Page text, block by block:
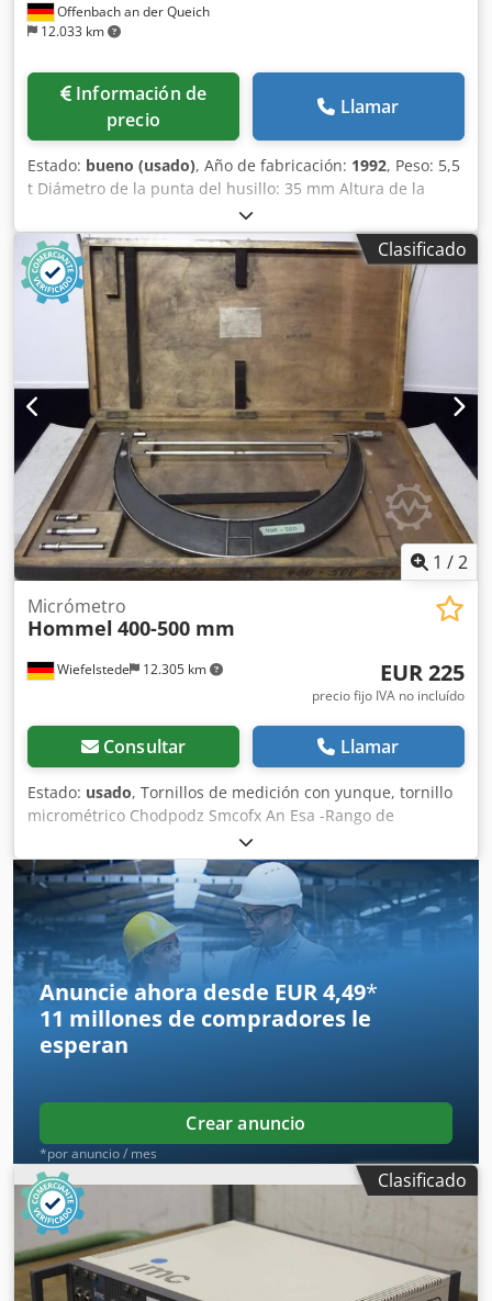
Offenbach an der Queich
12.033 km
Información de
precio
Llamar
Estado: bueno (usado), Año de fabricación: 1992, Peso: 5,5
t Diámetro de la punta del husillo: 35 mm Altura de la
punta sobre la mesa: 75 mm Codpfxjzidz Ie An Eoha
Diámetro de la punta del contrapunto: 50 mm Recorrido
del contrapunto: 40 mm Distancia entre puntas, mín.: 20
mm Altura de medición sobre la mesa, mín.: 50 mm Altura
de medición sobre la mesa, máx.: 800 mm Diámetro de la
mesa: 500 mm Diámetro del círculo base: 0 - 1000 mm
Recorrido máximo: +- 115 mm Masa máxima de la pieza de
trabajo: 2000 kg Eje X: 230 mm Eje Y: 530 mm Eje Z: 750
mm Diámetro máximo de la pieza de trabajo: 1000 mm
Software incluido con el nuevo PC: WIN11 Software para
engranajes cónicos: disponible, se instala solo en
Metrotek, si se solicita. Información adicional: - La
máquina ha sido calibrada según la norma DAKKS el
19.11.2017.
Clasificado
1 /2
Wiefelstede 12.305 km
Micrómetro
Hommel 400-500 mm
EUR 225
precio fijo IVA no incluído
Consultar Llamar
Estado: usado, Tornillos de medición con yunque, tornillo
micrométrico Chodpodz Smcofx An Esa -Rango de
medición: 400 - 500 mm -También disponibles otros
tamaños -Peso: 8,7 kg
Anuncie ahora desde EUR 4,49*
11 millones de compradores le
esperan
Crear anuncio
*por anuncio / mes
Clasificado